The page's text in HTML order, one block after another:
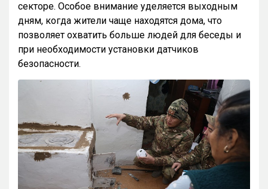
секторе. Особое внимание уделяется выходным
дням, когда жители чаще находятся дома, что
позволяет охватить больше людей для беседы и
при необходимости установки датчиков
безопасности.